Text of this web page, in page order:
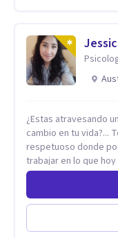
espacio para
vínculo, podés
consulta.
¿Estas atravesando
cambio en tu vida?...
respetuoso donde
trabajar en lo que hoy te
Trastornos de
profesional he
distintas
Autoestima, Gestión
Codependencia,